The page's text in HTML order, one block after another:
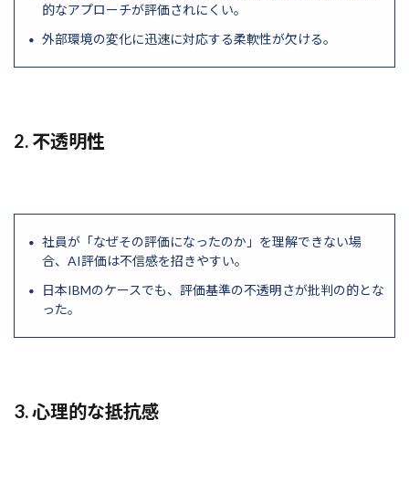
的なアプローチが評価されにくい。
外部環境の変化に迅速に対応する柔軟性が欠ける。
2. 不透明性
社員が「なぜその評価になったのか」を理解できない場
合、AI評価は不信感を招きやすい。
日本IBMのケースでも、評価基準の不透明さが批判の的とな
った。
3. 心理的な抵抗感